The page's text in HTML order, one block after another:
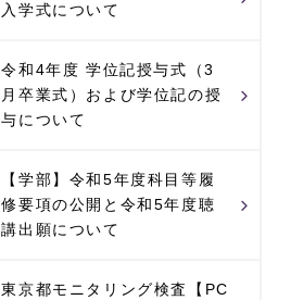
入学式について
令和4年度 学位記授与式（3
月卒業式）および学位記の授
与について
【学部】令和5年度科目等履
修要項の公開と令和5年度聴
講出願について
東京都モニタリング検査【PC